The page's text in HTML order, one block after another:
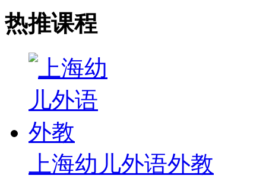
热推课程
上海幼儿外语外教